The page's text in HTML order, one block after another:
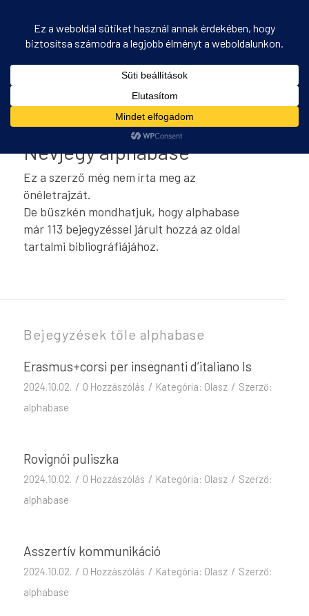
Szerző Archív for: alphabase
Névjegyalphabase
Ez a szerző még nem írta meg az
önéletrajzát.
De büszkén mondhatjuk, hogyalphabase
már 113 bejegyzéssel járult hozzá az oldal
tartalmi bibliográfiájához.
Bejegyzések tőle alphabase
Erasmus+corsi per insegnanti d’italiano ls
2024.10.02. / 0 Hozzászólás / Kategória: Olasz / Szerző:
alphabase
Rovignói puliszka
2024.10.02. / 0 Hozzászólás / Kategória: Olasz / Szerző:
alphabase
Asszertív kommunikáció
2024.10.02. / 0 Hozzászólás / Kategória: Olasz / Szerző:
alphabase